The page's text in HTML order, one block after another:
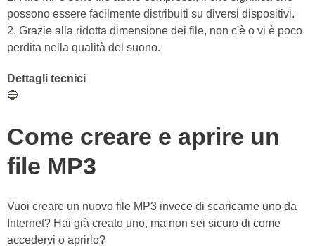
possono essere facilmente distribuiti su diversi dispositivi.
2. Grazie alla ridotta dimensione dei file, non c'è o vi è poco
perdita nella qualità del suono.
Dettagli tecnici
🔵
Come creare e aprire un
file MP3
Vuoi creare un nuovo file MP3 invece di scaricarne uno da
Internet? Hai già creato uno, ma non sei sicuro di come
accedervi o aprirlo?